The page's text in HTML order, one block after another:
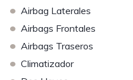
• Airbag Laterales
• Airbags Frontales
• Airbags Traseros
• Climatizador